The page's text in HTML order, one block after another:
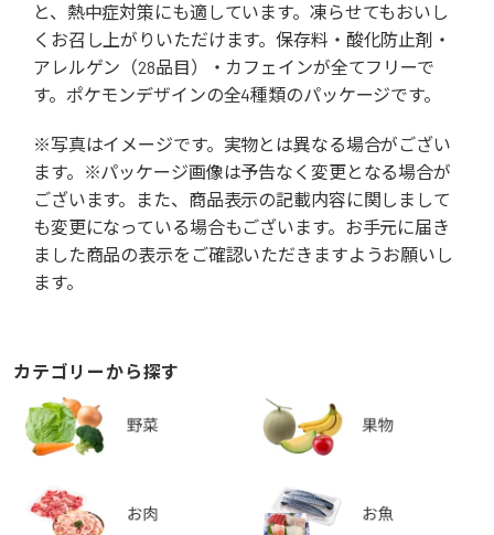
と、熱中症対策にも適しています。凍らせてもおいし
くお召し上がりいただけます。保存料・酸化防止剤・
アレルゲン（28品目）・カフェインが全てフリーで
す。ポケモンデザインの全4種類のパッケージです。
※写真はイメージです。実物とは異なる場合がござい
ます。※パッケージ画像は予告なく変更となる場合が
ございます。また、商品表示の記載内容に関しまして
も変更になっている場合もございます。お手元に届き
ました商品の表示をご確認いただきますようお願いし
ます。
カテゴリーから探す